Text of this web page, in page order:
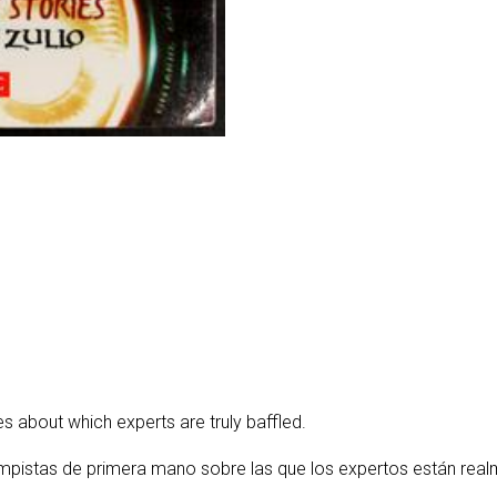
about which experts are truly baffled.
de primera mano sobre las que los expertos están